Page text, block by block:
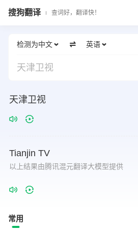
搜狗翻译 查词好，翻译快！
检测为中文 英语
天津卫视
天津卫视
Tianjin TV
以上结果由腾讯混元翻译大模型提供
常用